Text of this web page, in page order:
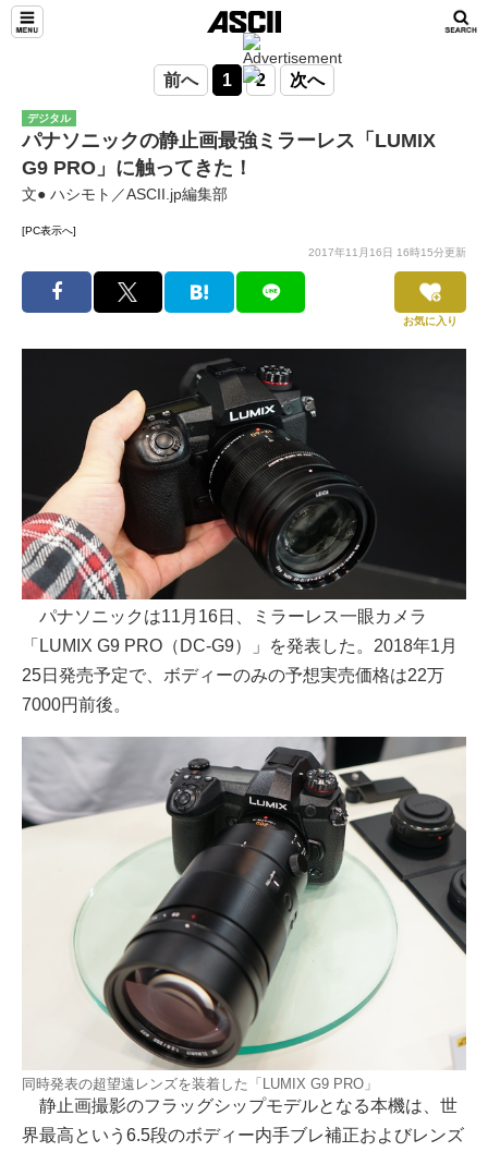
前へ 1 2 次へ
デジタル
パナソニックの静止画最強ミラーレス「LUMIX
G9 PRO」に触ってきた！
文● ハシモト／ASCII.jp編集部
[PC表示へ]
2017年11月16日 16時15分更新
お気に入り
パナソニックは11月16日、ミラーレス一眼カメラ
「LUMIX G9 PRO（DC-G9）」を発表した。2018年1月
25日発売予定で、ボディーのみの予想実売価格は22万
7000円前後。
同時発表の超望遠レンズを装着した「LUMIX G9 PRO」
静止画撮影のフラッグシップモデルとなる本機は、世
界最高という6.5段のボディー内手ブレ補正およびレンズ